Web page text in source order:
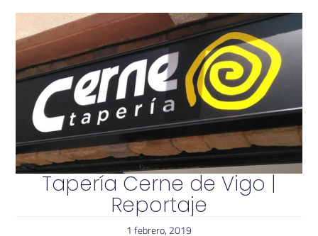
Tapería Cerne de Vigo |
Reportaje
1 febrero, 2019